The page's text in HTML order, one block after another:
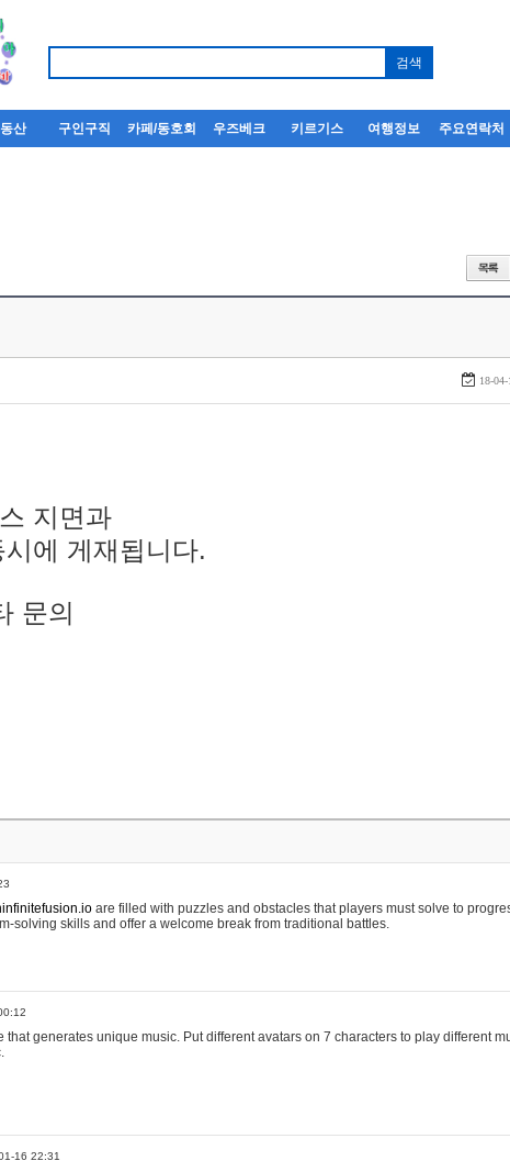
산 구인구직 카페/동호회 우즈베크 키르기스 여행정보 주요연락처
18-04-
지면과
에 게재됩니다.
문의
are filled with puzzles and obstacles that players must solve to
solving skills and offer a welcome break from traditional battles.
that generates unique music. Put different avatars on 7 characters to play different
16 22:31